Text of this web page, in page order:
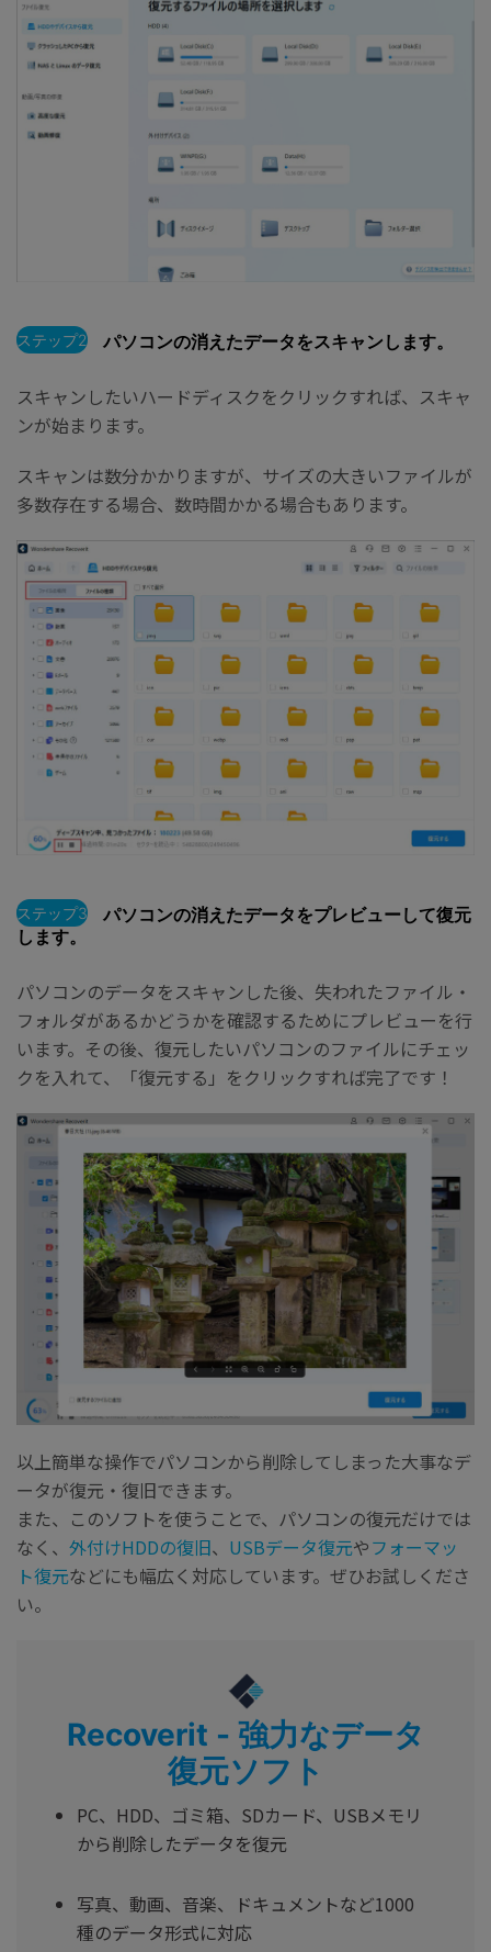
ステップ2 パソコンの消えたデータをスキャンします。
スキャンしたいハードディスクをクリックすれば、スキャ
ンが始まります。
スキャンは数分かかりますが、サイズの大きいファイルが
多数存在する場合、数時間かかる場合もあります。
ステップ3
パソコンの消えたデータをプレビューして復元
します。
パソコンのデータをスキャンした後、失われたファイル・
フォルダがあるかどうかを確認するためにプレビューを行
います。その後、復元したいパソコンのファイルにチェッ
クを入れて、「復元する」をクリックすれば完了です！
以上簡単な操作でパソコンから削除してしまった大事なデ
ータが復元・復旧できます。
また、このソフトを使うことで、パソコンの復元だけでは
なく、 外付けHDDの復旧、 USBデータ復元やフォーマッ
ト復元などにも幅広く対応しています。ぜひお試しくださ
い。
Recoverit - 強力なデータ
復元ソフト
PC、HDD、ゴミ箱、SDカード、USBメモリ
から削除したデータを復元
写真、動画、音楽、ドキュメントなど1000
種のデータ形式に対応